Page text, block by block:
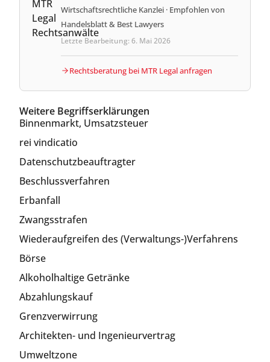
Wirtschaftsrechtliche Kanzlei · Empfohlen von
Handelsblatt & Best Lawyers
Letzte Bearbeitung: 6. Mai 2026
Rechtsberatung bei MTR Legal anfragen
Weitere Begriffserklärungen
Binnenmarkt, Umsatzsteuer
rei vindicatio
Datenschutzbeauftragter
Beschlussverfahren
Erbanfall
Zwangsstrafen
Wiederaufgreifen des (Verwaltungs-)Verfahrens
Börse
Alkoholhaltige Getränke
Abzahlungskauf
Grenzverwirrung
Architekten- und Ingenieurvertrag
Umweltzone